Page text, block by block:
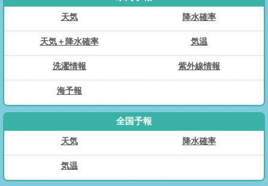
天気 降水確率
天気＋降水確率 気温
洗濯情報 紫外線情報
海予報
全国予報
天気 降水確率
気温